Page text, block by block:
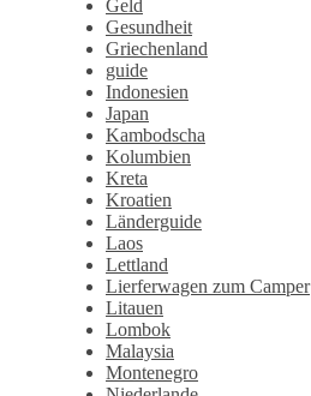
Geld
Gesundheit
Griechenland
guide
Indonesien
Japan
Kambodscha
Kolumbien
Kreta
Kroatien
Länderguide
Laos
Lettland
Lierferwagen zum Camper
Litauen
Lombok
Malaysia
Montenegro